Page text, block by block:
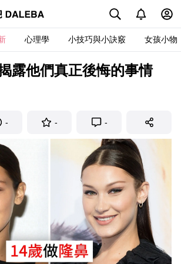
心理學 小技巧與小訣竅 女孩小物
露他們真正後悔的事情
- - -